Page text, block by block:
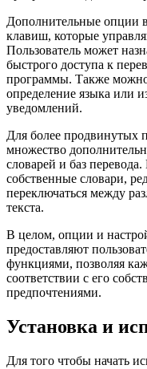
Дополнительные опции
клавиш, которые
Пользователь может
быстрого доступа к
программы. Также можно
определение языка или
уведомлений.
Для более продвинутых
множество
словарей и баз
собственные словари,
переключаться между
текста.
В целом, опции и
предоставляют
функциями, позволяя
соответствии с его
предпочтениями.
Установка и
Для того чтобы начать